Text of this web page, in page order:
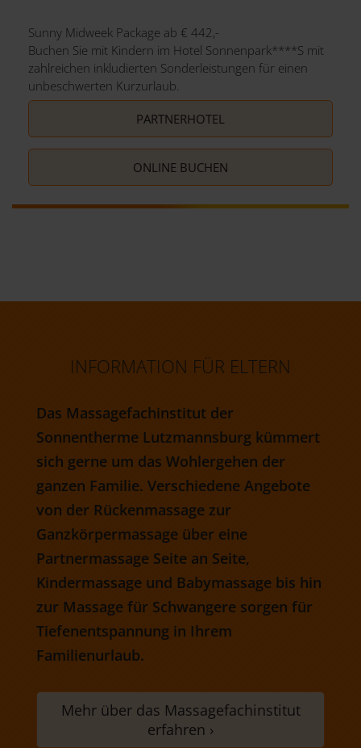
Sunny Midweek Package ab € 442,-
Buchen Sie mit Kindern im Hotel Sonnenpark****S mit
zahlreichen inkludierten Sonderleistungen für einen
unbeschwerten Kurzurlaub.
PARTNERHOTEL
ONLINE BUCHEN
INFORMATION FÜR ELTERN
Das Massagefachinstitut der
Sonnentherme Lutzmannsburg kümmert
sich gerne um das Wohlergehen der
ganzen Familie. Verschiedene Angebote
von der Rückenmassage zur
Ganzkörpermassage über eine
Partnermassage Seite an Seite,
Kindermassage und Babymassage bis hin
zur Massage für Schwangere sorgen für
Tiefenentspannung in Ihrem
Familienurlaub.
Mehr über das Massagefachinstitut
erfahren ›